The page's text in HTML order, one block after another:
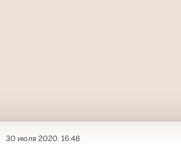
30 июля 2020, 16:48